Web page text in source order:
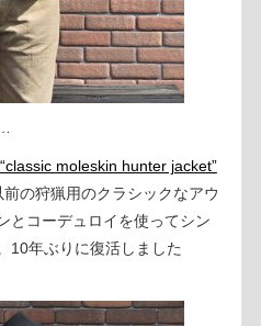
“classic moleskin hunter jacket”
の狩猟用のクラシックなアウ
とコーデュロイを使ってシン
10年ぶりに復活しました